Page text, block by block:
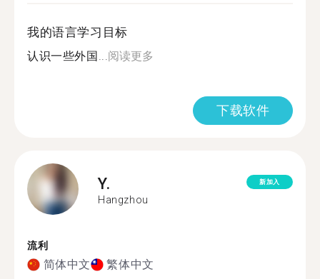
我的语言学习目标
认识一些外国... 阅读更多
下载软件
Y.
Hangzhou
新加入
流利
简体中文 繁体中文